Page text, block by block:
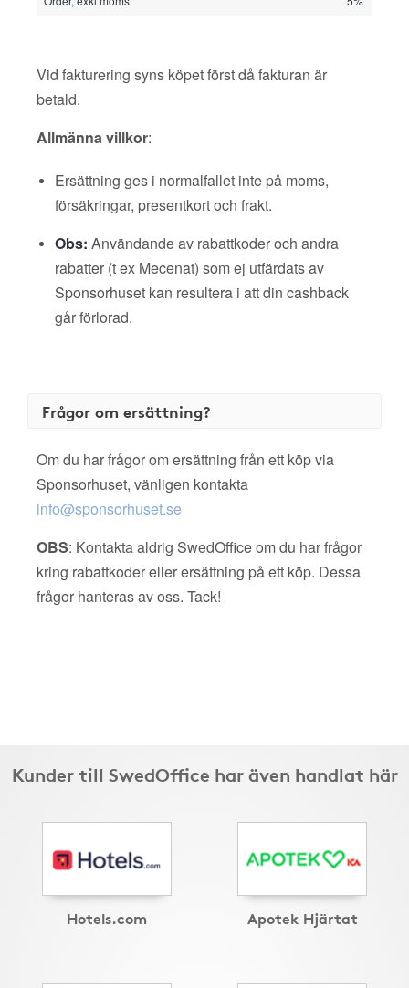
Vid fakturering syns köpet först då fakturan är
betald.
Allmänna villkor:
Ersättning ges i normalfallet inte på moms,
försäkringar, presentkort och frakt.
Obs: Användande av rabattkoder och andra
rabatter (t ex Mecenat) som ej utfärdats av
Sponsorhuset kan resultera i att din cashback
går förlorad.
Frågor om ersättning?
Om du har frågor om ersättning från ett köp via
Sponsorhuset, vänligen kontakta
info@sponsorhuset.se
OBS: Kontakta aldrig SwedOffice om du har frågor
kring rabattkoder eller ersättning på ett köp. Dessa
frågor hanteras av oss. Tack!
Kunder till SwedOffice har även handlat här
Hotels.com Apotek Hjärtat